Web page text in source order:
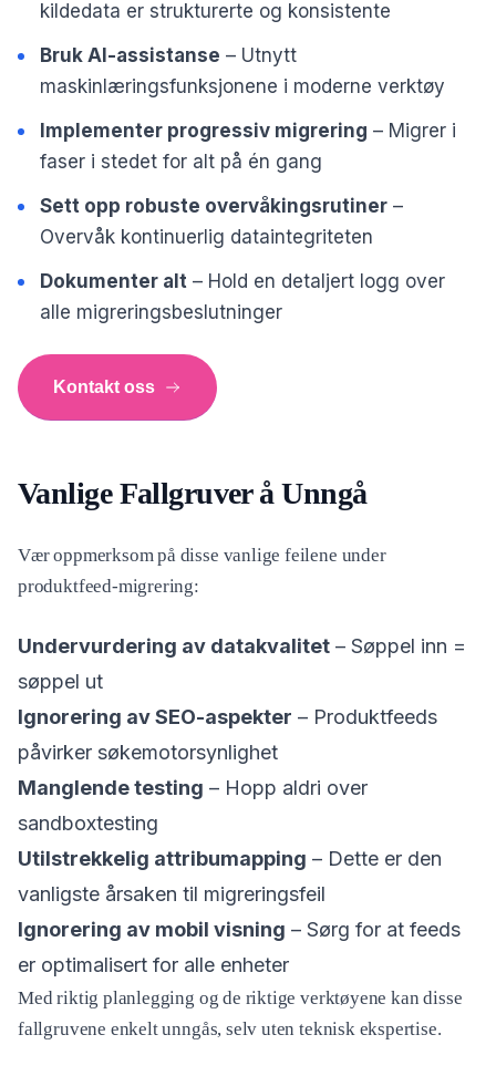
kildedata er strukturerte og konsistente
Bruk AI-assistanse – Utnytt
maskinlæringsfunksjonene i moderne verktøy
Implementer progressiv migrering – Migrer i
faser i stedet for alt på én gang
Sett opp robuste overvåkingsrutiner –
Overvåk kontinuerlig dataintegriteten
Dokumenter alt – Hold en detaljert logg over
alle migreringsbeslutninger
Kontakt oss
Vanlige Fallgruver å Unngå
Vær oppmerksom på disse vanlige feilene under
produktfeed-migrering:
Undervurdering av datakvalitet – Søppel inn =
søppel ut
Ignorering av SEO-aspekter – Produktfeeds
påvirker søkemotorsynlighet
Manglende testing – Hopp aldri over
sandboxtesting
Utilstrekkelig attribumapping – Dette er den
vanligste årsaken til migreringsfeil
Ignorering av mobil visning – Sørg for at feeds
er optimalisert for alle enheter
Med riktig planlegging og de riktige verktøyene kan disse
fallgruvene enkelt unngås, selv uten teknisk ekspertise.